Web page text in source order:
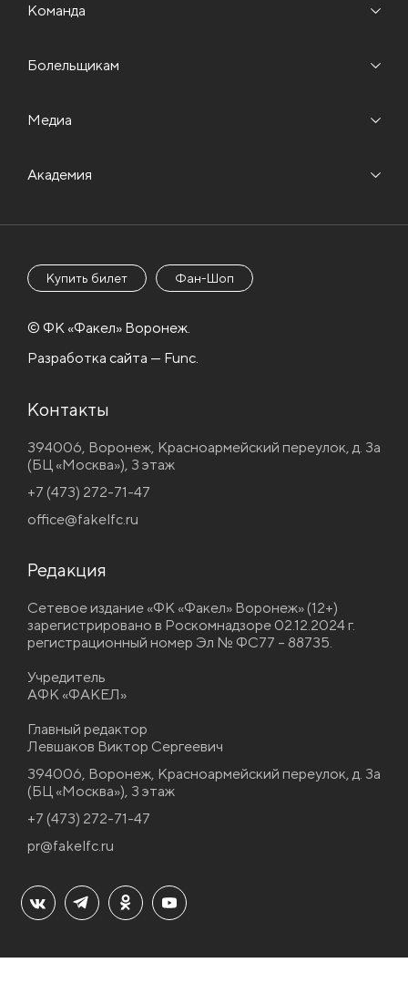
Команда
Болельщикам
Медиа
Академия
Купить билет Фан-Шоп
© ФК «Факел» Воронеж.
Разработка сайта — Func.
Контакты
394006, Воронеж, Красноармейский переулок, д. 3а
(БЦ «Москва»), 3 этаж
+7 (473) 272-71-47
office@fakelfc.ru
Редакция
Сетевое издание «ФК «Факел» Воронеж» (12+)
зарегистрировано в Роскомнадзоре 02.12.2024 г.
регистрационный номер Эл № ФС77 – 88735.
Учредитель
АФК «ФАКЕЛ»
Главный редактор
Левшаков Виктор Сергеевич
394006, Воронеж, Красноармейский переулок, д. 3а
(БЦ «Москва»), 3 этаж
+7 (473) 272-71-47
pr@fakelfc.ru